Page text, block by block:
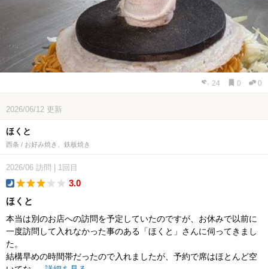
24 0 0
2026/06/12 更新
ほくと
西条 / お好み焼き、鉄板焼き
2026/06 訪問 | 1回目
3.0
ほくと
本当は別のお店への訪問を予定していたのですが、お休みで以前に
一度訪問して入れなかった事のある「ほくと」さんに伺ってきまし
た。
結構早めの時間帯だったので入れましたが、予約で席はほとんど空